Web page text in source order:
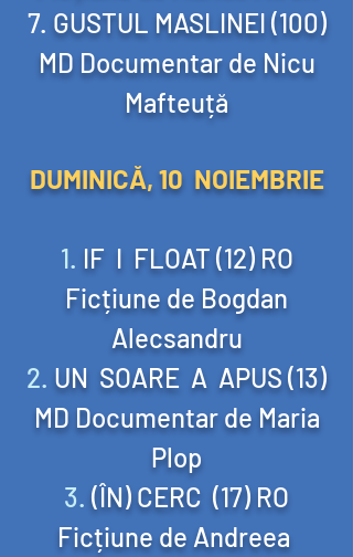
GUSTUL MASLINEI (100)
MD Documentar de Nicu
Mafteuță
DUMINICĂ, 10 NOIEMBRIE
IF I FLOAT (12) RO
Ficțiune de Bogdan
Alecsandru
UN SOARE A APUS (13)
MD Documentar de Maria
Plop
(ÎN) CERC (17) RO
Ficțiune de Andreea